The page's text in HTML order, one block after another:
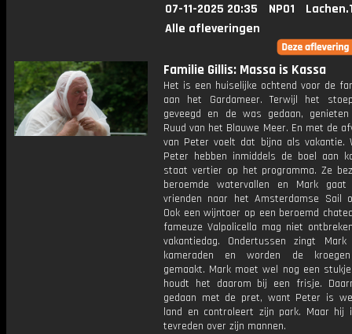
07-11-2025 20:35 NPO1
Alle afleveringen
Familie Gillis: Massa is Kassa
Het is een huiselijke ochtend voor de
aan het Gardameer. Terwijl het
geveegd en de was gedaan,
Ruud van het Blauwe Meer. En met de
van Peter voelt dat bijna als vakantie.
Peter hebben inmiddels de boel aan
staat vertier op het programma. Ze
beroemde watervallen en Mark
vrienden naar het Amsterdamse Sail
Ook een wijntoer op een beroemd
fameuze Valpolicella mag niet
vakantiedag. Ondertussen zingt
kameraden en worden de
gemaakt. Mark moet wel nog een
houdt het daarom bij een frisje.
gedaan met de pret, want Peter is
land en controleert zijn park. Maar hij
tevreden over zijn mannen.